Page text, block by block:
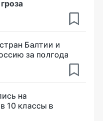
Балтии и
за полгода
на
10 классы в